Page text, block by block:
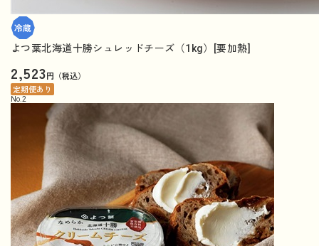
よつ葉北海道十勝シュレッドチーズ（1kg）[要加熱]
2,523円（税込）
定期便あり
No. 2